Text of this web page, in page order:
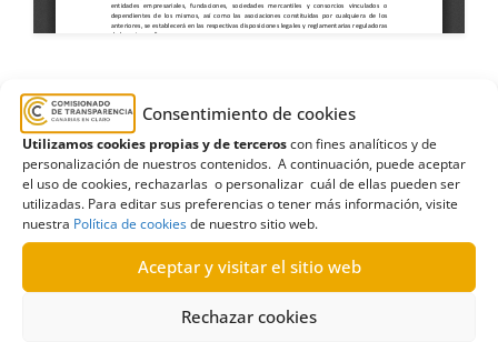
Consentimiento de cookies
Utilizamos cookies propias y de terceroscon fines analíticos y de
personalización de nuestros contenidos. A continuación, puede aceptar
el uso de cookies, rechazarlas o personalizar cuál de ellas pueden ser
utilizadas. Para editar sus preferencias o tener más información, visite
nuestra Política de cookiesde nuestro sitio web.
Aceptar y visitar el sitio web
Rechazar cookies
Ayuntamiento de Arona,Ayuntamientos
Estimación,Información de retribuciones
R222/2019